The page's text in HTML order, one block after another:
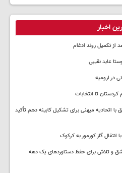
اخبار
از تکمیل روند ادغام
عابد نقیبی
در ارومیه
کردستان تا انتخابات
اتحادیه میهنی برای تشکیل کابینه دهم تأکید
انتقال گاز کورمور به کرکوک
و تلاش برای حفظ دستاوردهای یک دهه